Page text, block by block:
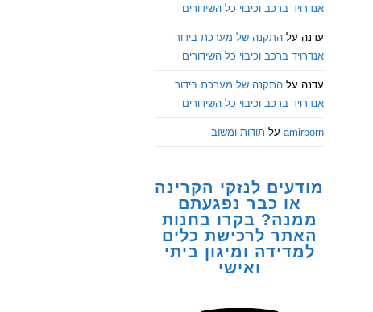
אנדרויד ברכב וכיבוי כל השידורים
עדנה על התקנה של מערכת בידור
אנדרויד ברכב וכיבוי כל השידורים
עדנה על התקנה של מערכת בידור
אנדרויד ברכב וכיבוי כל השידורים
amirborn על תודות ומשוב
מודעים לנזקי הקרינה
או כבר נפגעתם
ממנה? בקרו בחנות
האתר לרכישת כלים
למדידה ומיגון ביתי
ואישי